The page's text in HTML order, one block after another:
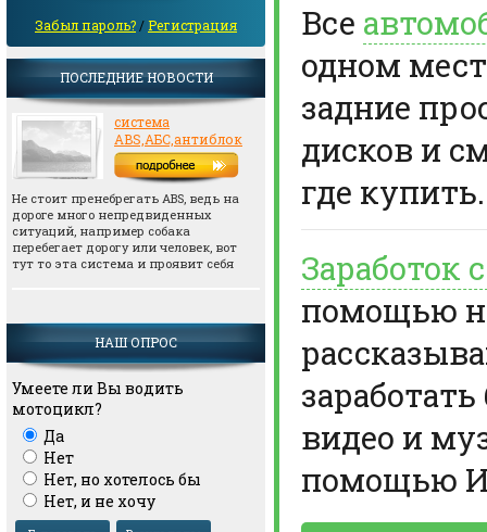
Забыл пароль? /Регистрация
ПОСЛЕДНИЕ НОВОСТИ
система
ABS,АБС,антиблок
Не стоит пренебрегать АВS, ведь на
дороге много непредвиденных
ситуаций, например собака
перебегает дорогу или человек, вот
тут то эта система и проявит себя
НАШ ОПРОС
Умеете ли Вы водить
мотоцикл?
Да
Нет
Нет, но хотелось бы
Нет, и не хочу
Все
одном
задние
дисков и
где купить.
помощью
видео и
помощью